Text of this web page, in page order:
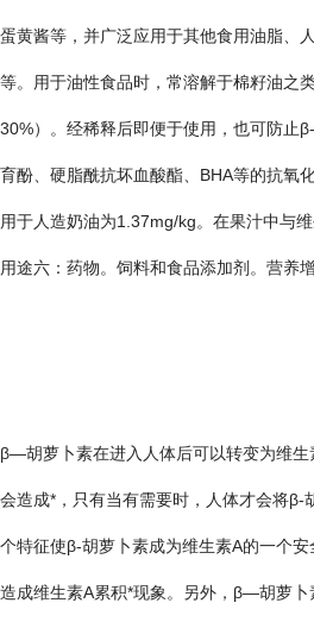
蛋黄酱等，并广泛应用于其他食用油脂、
等。用于油性食品时，常溶解于棉籽油之
30%）。经稀释后即便于使用，也可防止
育酚、硬脂酰抗坏血酸酯、BHA等的抗氧
用于人造奶油为1.37mg/kg。在果汁中与
用途六：药物。饲料和食品添加剂。营养
β—胡萝卜素在进入人体后可以转变为维
会造成*，只有当有需要时，人体才会将β-
个特征使β-胡萝卜素成为维生素A的一个
造成维生素A累积*现象。另外，β—胡萝